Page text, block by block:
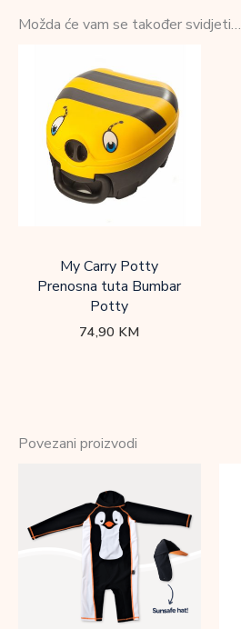
Možda će vam se također svidjeti…
My Carry Potty
Prenosna tuta Bumbar
Potty
74,90 KM
Povezani proizvodi